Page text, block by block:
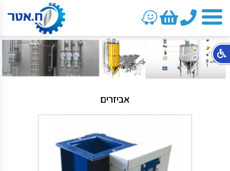
טלפון
אביזרים